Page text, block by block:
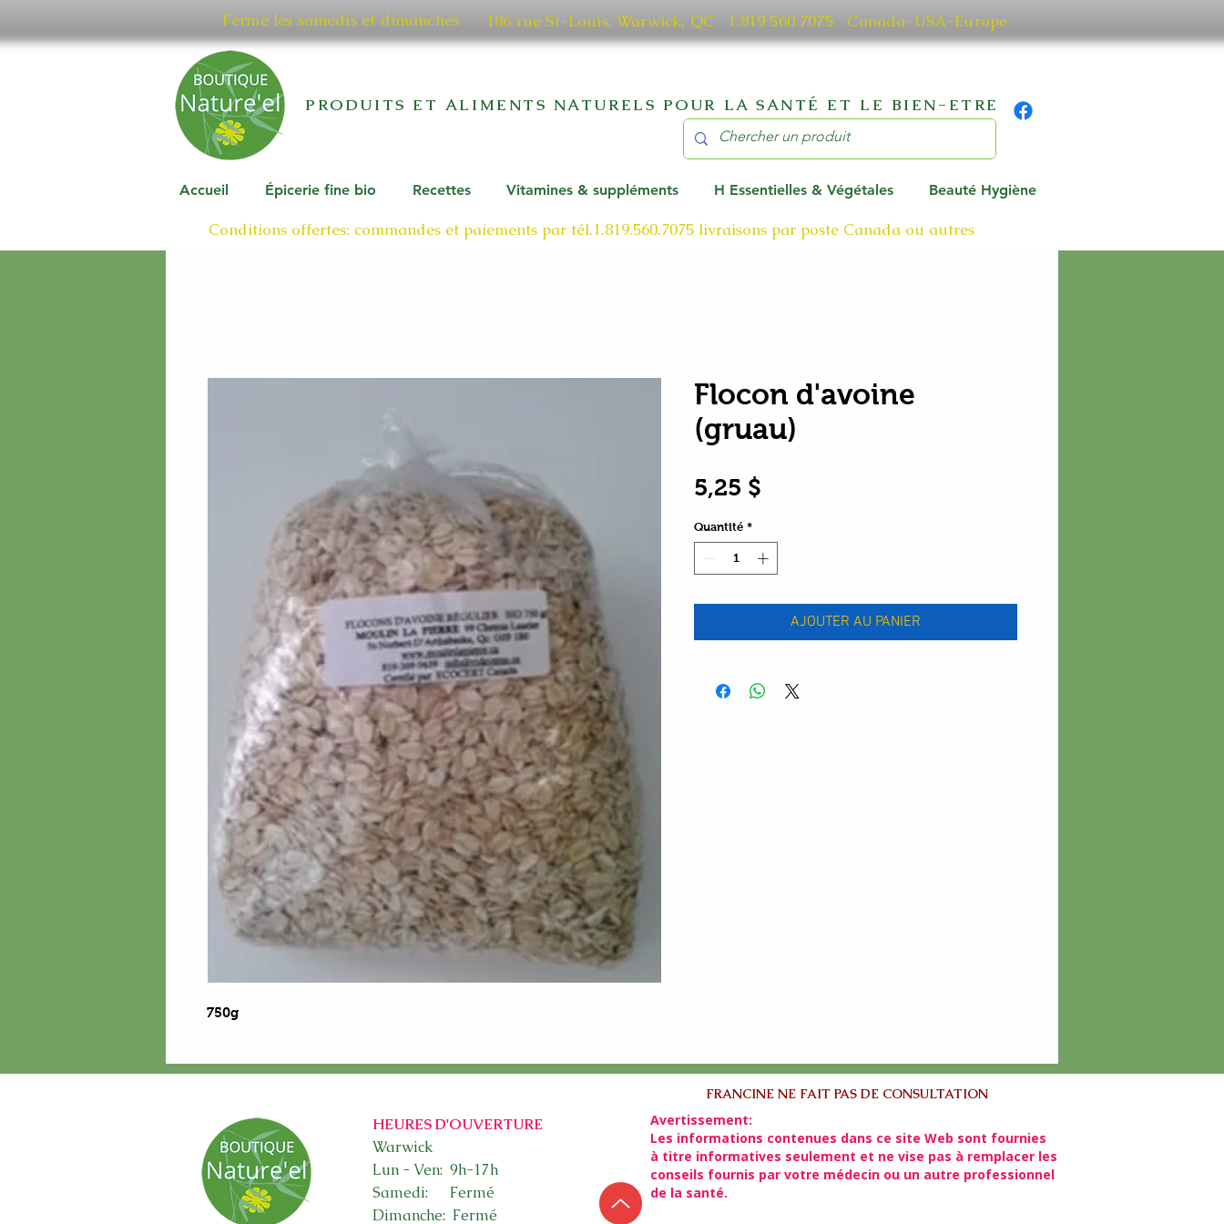
Fermé les samedis et dimanches 186 rue St-Louis, Warwick, QC​ 1.819 560 7075 Canada-USA-Europe
PRODUITS ET ALIMENTS NATURELS POUR LA SANTÉ ET LE BIEN-ETRE
Accueil Épicerie fine bio Recettes Vitamines & suppléments H Essentielles & Végétales Beauté Hygiène
Conditions offertes: commandes et paiements par tél.1.819.560.7075 livraisons par poste Canada ou autres
750g
Flocon d'avoine
(gruau)
5,25 $
Quantité *
AJOUTER AU PANIER
FRANCINE NE FAIT PAS DE CONSULTATION
HEURES D'OUVERTURE
Warwick​
Lun - Ven: 9h-17h
Samedi: Fermé
Dimanche: Fermé
Avertissement:
Les informations contenues dans ce site Web sont fournies
à titre informatives seulement et ne vise pas à remplacer les
conseils fournis par votre médecin ou un autre professionnel
de la santé.